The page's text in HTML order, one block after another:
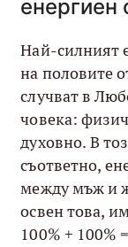
енергиен
Най-силният
на половите
случват в
човека:
духовно. В
съответно,
между мъж и
освен това,
100% + 100%